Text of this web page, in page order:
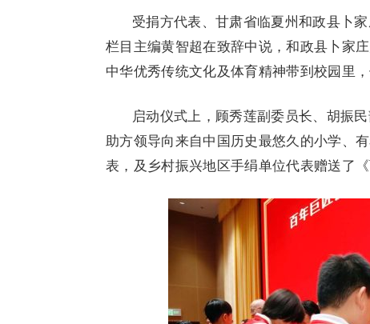
受捐方代表、甘肃省临夏州和政县卜
栏目主编黄智超在致辞中说，和政县卜家
中华优秀传统文化及体育精神带到校园里
启动仪式上，顾秀莲副委员长、胡振
助方领导向来自中国历史最悠久的小学、
表，及乡村振兴地区手绢单位代表赠送了